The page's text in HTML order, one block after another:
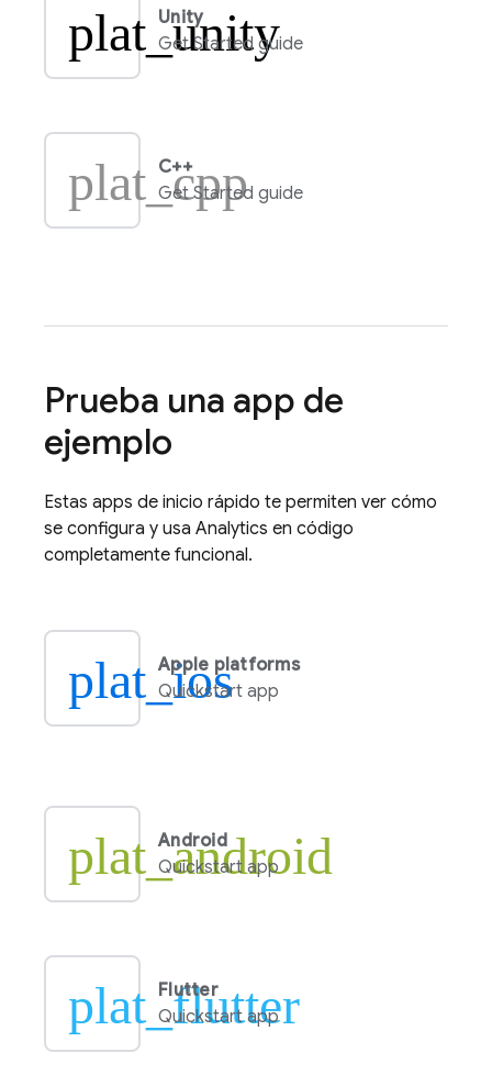
plat_unity
Unity
Get Started guide
plat_cpp
C++
Get Started guide
Prueba una app de
ejemplo
Estas apps de inicio rápido te permiten ver cómo
se configura y usa Analytics en código
completamente funcional.
plat_ios
Apple platforms
Quickstart app
plat_android
Android
Quickstart app
plat_flutter
Flutter
Quickstart app